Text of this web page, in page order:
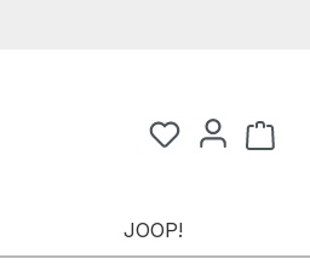
JOOP!